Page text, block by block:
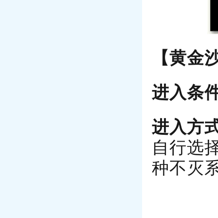
【黄金
进入条
进入方
自行选
种不灭